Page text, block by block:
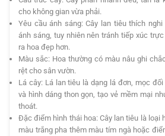
cho không gian vừa phải.
Yêu cầu ánh sáng: Cây lan tiêu thích
ánh sáng, tuy nhiên nên tránh tiếp xúc
ra hoa đẹp hơn.
Màu sắc: Hoa thường có màu nâu ghi
rệt cho sân vườn.
Lá cây: Lá lan tiêu là dạng lá đơn, mọc
và hình dáng thon gọn, tạo vẻ mềm mại
thoát.
Đặc điểm hình thái hoa: Cây lan tiêu là loại
màu trắng pha thêm màu tím ngà hoặc